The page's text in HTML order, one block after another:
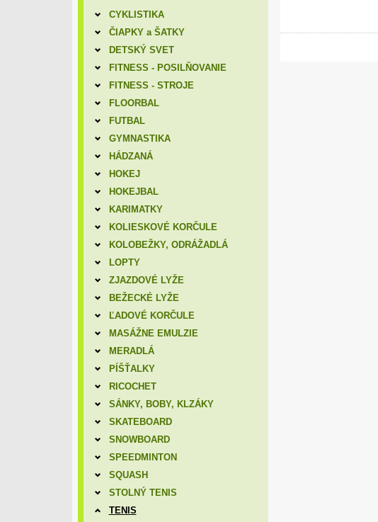
CYKLISTIKA
ČIAPKY a ŠATKY
DETSKÝ SVET
FITNESS - POSILŇOVANIE
FITNESS - STROJE
FLOORBAL
FUTBAL
GYMNASTIKA
HÁDZANÁ
HOKEJ
HOKEJBAL
KARIMATKY
KOLIESKOVÉ KORČULE
KOLOBEŽKY, ODRÁŽADLÁ
LOPTY
ZJAZDOVÉ LYŽE
BEŽECKÉ LYŽE
ĽADOVÉ KORČULE
MASÁŽNE EMULZIE
MERADLÁ
PÍŠŤALKY
RICOCHET
SÁNKY, BOBY, KLZÁKY
SKATEBOARD
SNOWBOARD
SPEEDMINTON
SQUASH
STOLNÝ TENIS
TENIS